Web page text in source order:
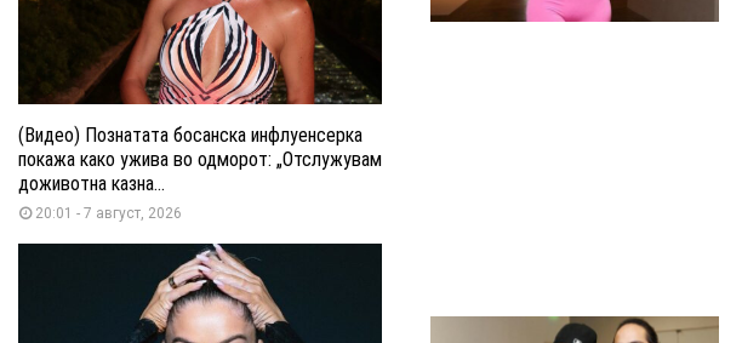
(Видео) Познатата босанска инфлуенсерка
покажа како ужива во одморот: „Отслужувам
доживотна казна...
20:01 - 7 август, 2026